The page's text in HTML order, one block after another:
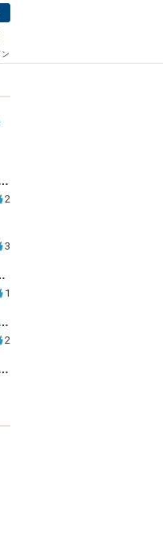
ン
削除させたいが連絡が返ってこない。
2
3
通報リスクは？
1
ント凍結、法的責任の可能性は？
2
発言で刑事告訴、逮捕の可能性は？